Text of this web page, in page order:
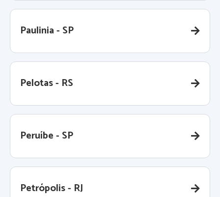
Paulinia - SP
Pelotas - RS
Peruíbe - SP
Petrópolis - RJ